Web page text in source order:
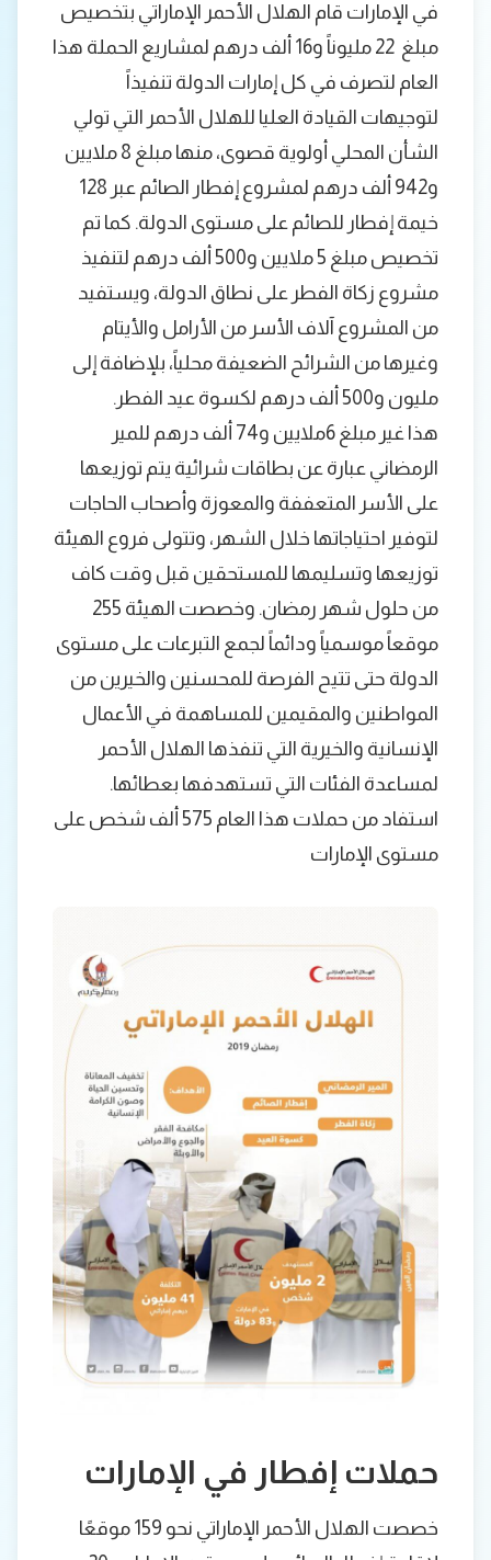
في الإمارات قام الهلال الأحمر الإماراتي بتخصيص
مبلغ 22 مليوناً و16 ألف درهم لمشاريع الحملة هذا
العام لتصرف في كل إمارات الدولة تنفيذاً
لتوجيهات القيادة العليا للهلال الأحمر التي تولي
الشأن المحلي أولوية قصوى، منها مبلغ 8 ملايين
و942 ألف درهم لمشروع إفطار الصائم عبر 128
خيمة إفطار للصائم على مستوى الدولة. كما تم
تخصيص مبلغ 5 ملايين و500 ألف درهم لتنفيذ
مشروع زكاة الفطر على نطاق الدولة، ويستفيد
من المشروع آلاف الأسر من الأرامل والأيتام
وغيرها من الشرائح الضعيفة محلياً، بلإضافة إلى
مليون و500 ألف درهم لكسوة عيد الفطر.
هذا غير مبلغ 6ملايين و74 ألف درهم للمير
الرمضاني عبارة عن بطاقات شرائية يتم توزيعها
على الأسر المتعففة والمعوزة وأصحاب الحاجات
لتوفير احتياجاتها خلال الشهر، وتتولى فروع الهيئة
توزيعها وتسليمها للمستحقين قبل وقت كاف
من حلول شهر رمضان. وخصصت الهيئة 255
موقعاً موسمياً ودائماً لجمع التبرعات على مستوى
الدولة حتى تتيح الفرصة للمحسنين والخيرين من
المواطنين والمقيمين للمساهمة في الأعمال
الإنسانية والخيرية التي تنفذها الهلال الأحمر
لمساعدة الفئات التي تستهدفها بعطائها.
استفاد من حملات هذا العام 575 ألف شخص على
مستوى الإمارات
حملات إفطار في الإمارات
خصصت الهلال الأحمر الإماراتي نحو 159 موقعًا